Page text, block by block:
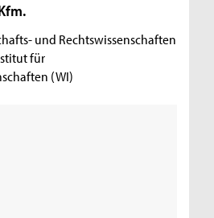
und Rechtswissenschaften
für
(WI)